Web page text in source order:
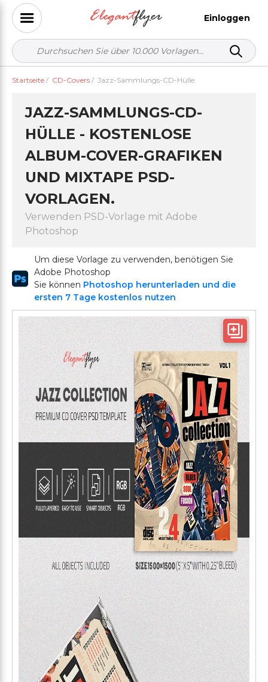
Einloggen
Startseite / CD-Covers / Jazz-Sammlungs-CD-Hülle
JAZZ-SAMMLUNGS-CD-
HÜLLE - KOSTENLOSE
ALBUM-COVER-GRAFIKEN
UND MIXTAPE PSD-
VORLAGEN.
Verwenden PSD-Vorlage mit Adobe
Photoshop
Um diese Vorlage zu verwenden, benötigen Sie
Adobe Photoshop
Sie können Photoshop herunterladen und die
ersten 7 Tage kostenlos nutzen